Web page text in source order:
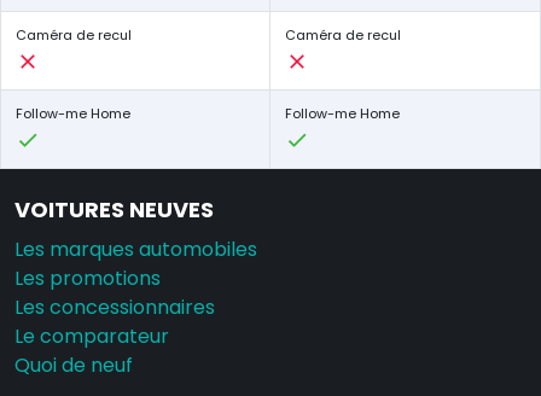
Caméra de recul Caméra de recul
Follow-me Home Follow-me Home
VOITURES NEUVES
Les marques automobiles
Les promotions
Les concessionnaires
Le comparateur
Quoi de neuf